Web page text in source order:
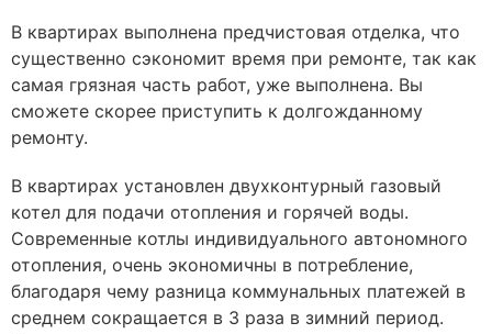
В квартирах выполнена предчистовая отделка, что
существенно сэкономит время при ремонте, так как
самая грязная часть работ, уже выполнена. Вы
сможете скорее приступить к долгожданному
ремонту.
В квартирах установлен двухконтурный газовый
котел для подачи отопления и горячей воды.
Современные котлы индивидуального автономного
отопления, очень экономичны в потребление,
благодаря чему разница коммунальных платежей в
среднем сокращается в 3 раза в зимний период.